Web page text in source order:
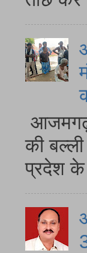
आजमगढ़
की
प्रदेश